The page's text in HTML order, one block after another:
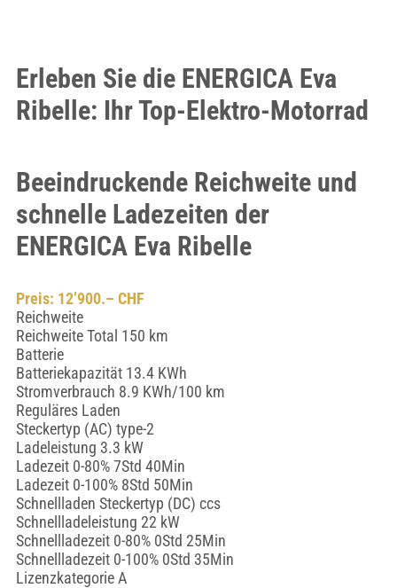
Erleben Sie die ENERGICA Eva
Ribelle: Ihr Top-Elektro-Motorrad
Beeindruckende Reichweite und
schnelle Ladezeiten der
ENERGICA Eva Ribelle
Preis: 12’900.– CHF
Reichweite
Reichweite Total 150 km
Batterie
Batteriekapazität 13.4 KWh
Stromverbrauch 8.9 KWh/100 km
Reguläres Laden
Steckertyp (AC) type-2
Ladeleistung 3.3 kW
Ladezeit 0-80% 7Std 40Min
Ladezeit 0-100% 8Std 50Min
Schnellladen Steckertyp (DC) ccs
Schnellladeleistung 22 kW
Schnellladezeit 0-80% 0Std 25Min
Schnellladezeit 0-100% 0Std 35Min
Lizenzkategorie A